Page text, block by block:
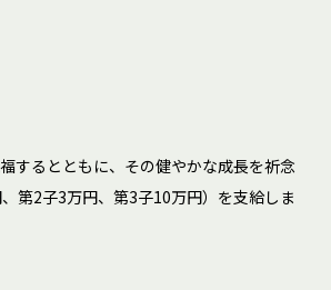
するとともに、その健やかな成長を祈念
第2子3万円、第3子10万円）を支給しま